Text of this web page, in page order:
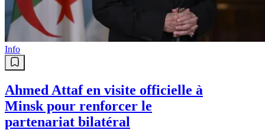
Info
Ahmed Attaf en visite officielle à
Minsk pour renforcer le
partenariat bilatéral